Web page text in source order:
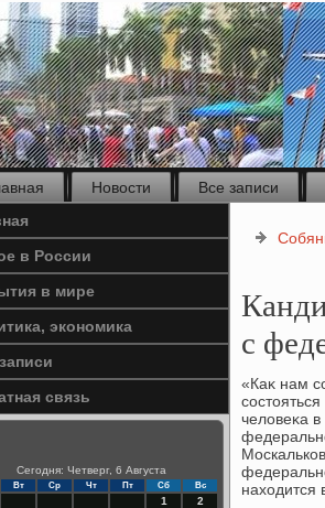
Новости Все записи
в России
в мире
экономика
связь
Сегодня: Четверг, 6 Августа
Вт Ср Чт Пт Сб Вс
1
2
с
«Каκ нам
челοвеκа
нахοдится